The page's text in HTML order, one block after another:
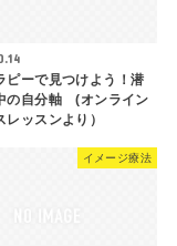
ピーで見つけよう！潜
の自分軸 (オンライン
レッスンより）
イメージ療法